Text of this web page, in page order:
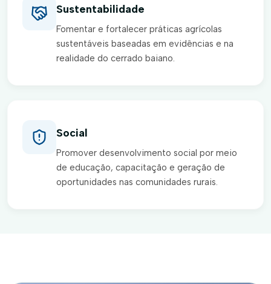
Sustentabilidade
Fomentar e fortalecer práticas agrícolas
sustentáveis baseadas em evidências e na
realidade do cerrado baiano.
Social
Promover desenvolvimento social por meio
de educação, capacitação e geração de
oportunidades nas comunidades rurais.